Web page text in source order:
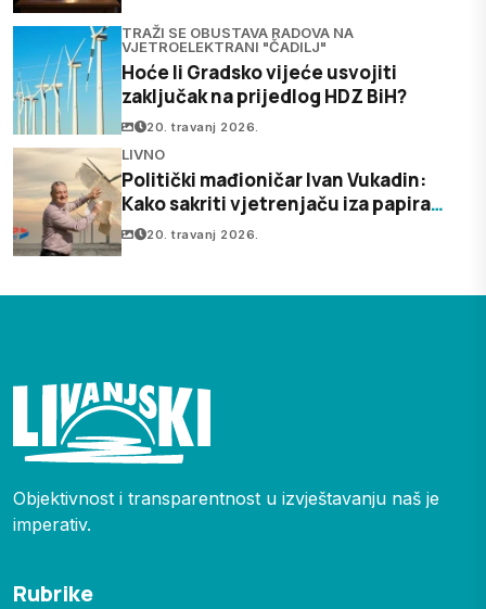
TRAŽI SE OBUSTAVA RADOVA NA
VJETROELEKTRANI "ČADILJ"
Hoće li Gradsko vijeće usvojiti
zaključak na prijedlog HDZ BiH?
20. travanj 2026.
LIVNO
Politički mađioničar Ivan Vukadin:
Kako sakriti vjetrenjaču iza papira
starog 16 godina?
20. travanj 2026.
Objektivnost i transparentnost u izvještavanju naš je
imperativ.
Rubrike